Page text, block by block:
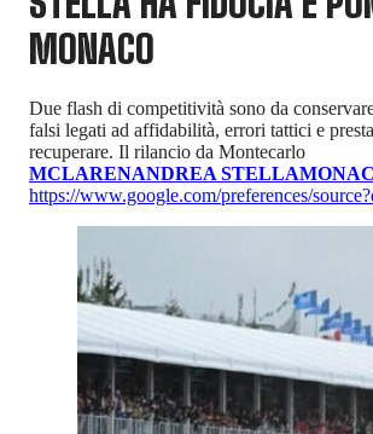
MONACO
Due flash di competitività sono da
falsi legati ad affidabilità, errori tattici e
recuperare. Il rilancio da Montecarlo
MCLARENANDREA STELLA
https://www.google.com/preferences/